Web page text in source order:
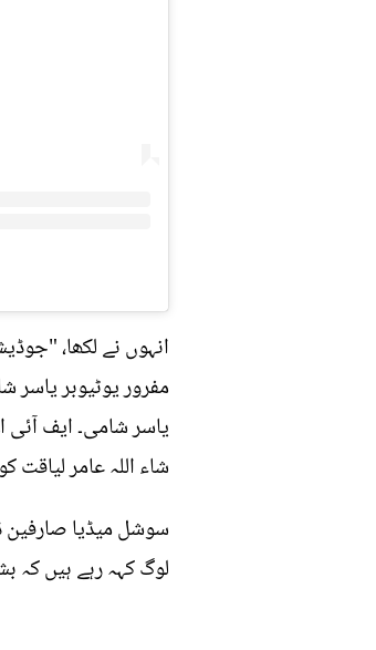
انہوں نے لکھا،
مفرور یوٹیوبر
یاسر شامی۔ ایف آئی
شاء اللہ عامر لیاقت
سوشل میڈیا صارفین
لوگ کہہ رہے ہیں کہ